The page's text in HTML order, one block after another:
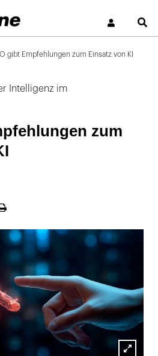
gibt Empfehlungen zum Einsatz von KI
Intelligenz im
zum